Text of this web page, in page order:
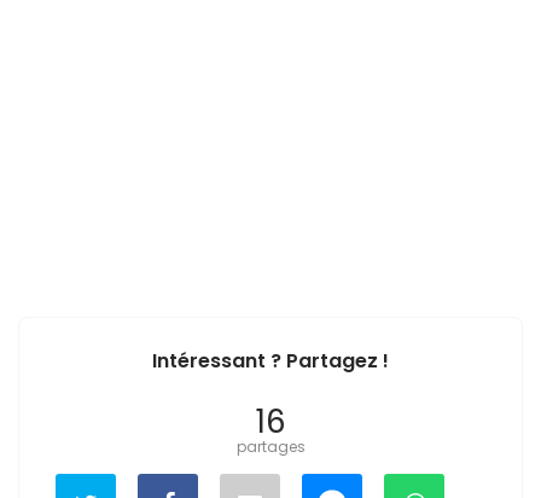
Intéressant ? Partagez !
16
partages